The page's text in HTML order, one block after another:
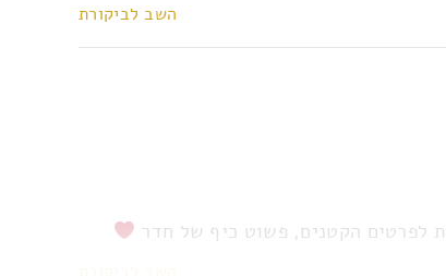
השב לביקורת
לפרטים הקטנים, פשוט כיף של חדר